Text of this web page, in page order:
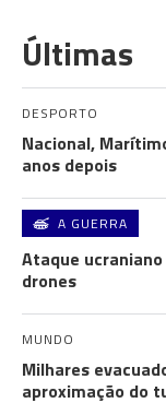
Últimas
DESPORTO
Nacional,
anos depois
A GUERRA
Ataque
drones
MUNDO
Milhares
aproximação do